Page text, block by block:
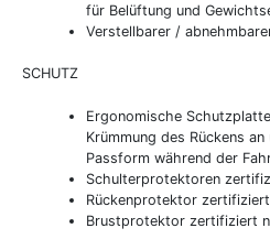
für Belüftung und
Verstellbarer /
SCHUTZ
Ergonomische
Krümmung des Rückens
Passform während der
Schulterprotektoren
Rückenprotektor
Brustprotektor zertifiziert